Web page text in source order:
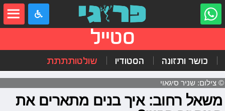
סטייל
כושר ותזונה הסטודיו שולטותתתת
© צילום: שניר סיגאוי
משאל רחוב: איך בנים מתארים את